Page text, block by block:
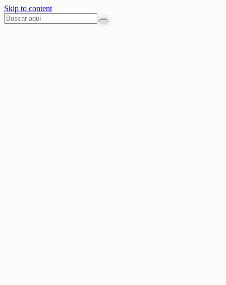
Skip to content